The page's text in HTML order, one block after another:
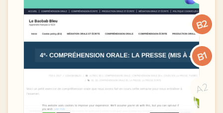
B2
B1
A2